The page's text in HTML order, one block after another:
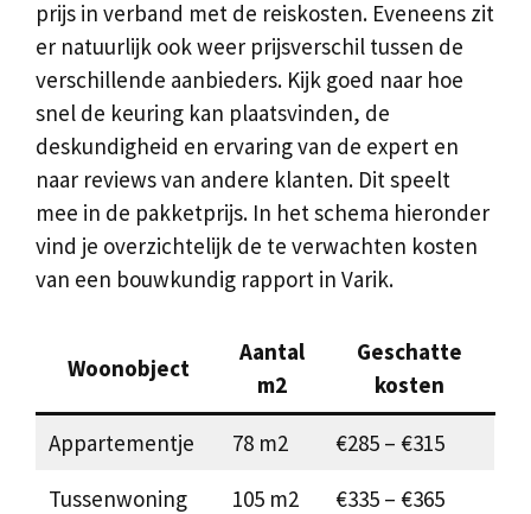
prijs in verband met de reiskosten. Eveneens zit
er natuurlijk ook weer prijsverschil tussen de
verschillende aanbieders. Kijk goed naar hoe
snel de keuring kan plaatsvinden, de
deskundigheid en ervaring van de expert en
naar reviews van andere klanten. Dit speelt
mee in de pakketprijs. In het schema hieronder
vind je overzichtelijk de te verwachten kosten
van een bouwkundig rapport in Varik.
Woonobject
Aantal
m2
Geschatte
kosten
Appartementje 78 m2
€285 – €315
Tussenwoning
105 m2
€335 – €365